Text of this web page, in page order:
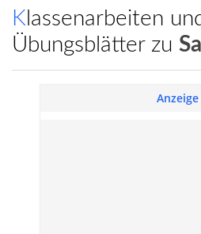
Klassenarbeiten und
Übungsblätter zu
Anzeige